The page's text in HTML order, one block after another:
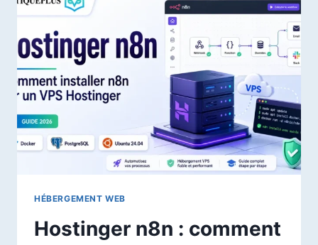
HÉBERGEMENT WEB
Hostinger n8n : comment